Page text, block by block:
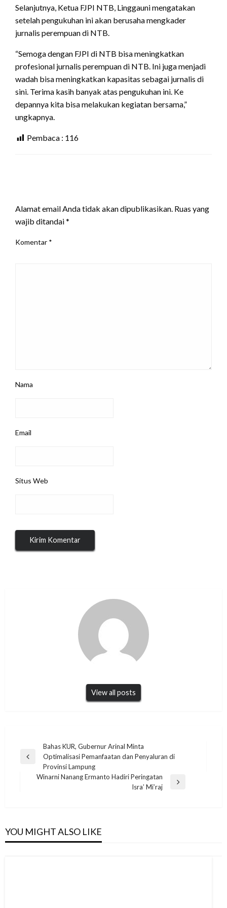
Selanjutnya, Ketua FJPI NTB, Linggauni mengatakan
setelah pengukuhan ini akan berusaha mengkader
jurnalis perempuan di NTB.
“Semoga dengan FJPI di NTB bisa meningkatkan
profesional jurnalis perempuan di NTB. Ini juga menjadi
wadah bisa meningkatkan kapasitas sebagai jurnalis di
sini. Terima kasih banyak atas pengukuhan ini. Ke
depannya kita bisa melakukan kegiatan bersama,”
ungkapnya.
Pembaca : 116
Alamat email Anda tidak akan dipublikasikan. Ruas yang
wajib ditandai*
Komentar *
Nama
Email
Situs Web
View all posts
Navigasi
pos
Previous
Bahas KUR, Gubernur Arinal Minta
Optimalisasi Pemanfaatan dan Penyaluran di
Provinsi Lampung
Winarni Nanang Ermanto Hadiri Peringatan
Isra’ Mi’raj
YOU MIGHT ALSO LIKE